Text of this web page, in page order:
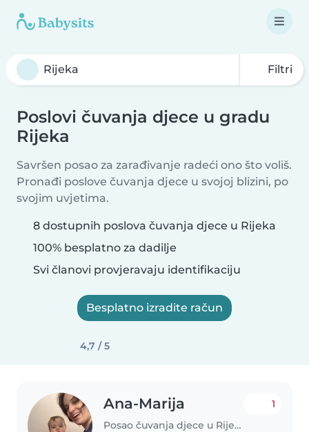
Filtri
Poslovi čuvanja djece u gradu
Rijeka
Savršen posao za zarađivanje radeći ono što voliš.
Pronađi poslove čuvanja djece u svojoj blizini, po
svojim uvjetima.
8 dostupnih poslova čuvanja djece u Rijeka
100% besplatno za dadilje
Svi članovi provjeravaju identifikaciju
Besplatno izradite račun
4,7 / 5
Ana-Marija
Posao čuvanja djece u Rijeka
1